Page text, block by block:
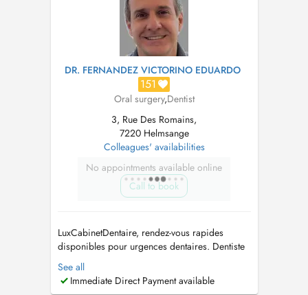
DR. FERNANDEZ VICTORINO EDUARDO
151
Oral surgery,Dentist
3, Rue Des Romains,
7220 Helmsange
Colleagues' availabilities
No appointments available online
Call to book
LuxCabinetDentaire, rendez-vous rapides
disponibles pour urgences dentaires. Dentiste
généraliste et praticien en chirurgie orale
proposant des soins dentaires complets :
prévention, dentisterie esthétique,
See all
Immediate Direct Payment available